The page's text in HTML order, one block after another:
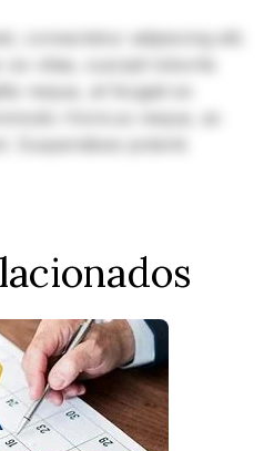
consectetur adipiscing elit.
ex vitae, suscipit lobortis
neque, at feugiat ex
rhoncus neque, ac
Suspendisse potenti.